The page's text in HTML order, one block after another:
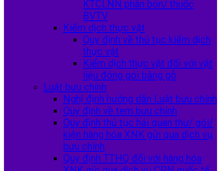
KTCLNN phân bón/ thuốc
BVTV
Kiểm dịch thực vật
Quy định về thủ tục kiểm dịch
thực vật
Kiểm dịch thực vật đối với vật
liệu đóng gói bằng gỗ
Luật bưu chính
Nghị định hướng dẫn Luật bưu chính
Quy định về tem bưu chính
Quy định thủ tục hải quan thư/ gói/
kiện hàng hóa XNK gửi qua dịch vụ
bưu chính
Quy định TTHQ đối với hàng hóa